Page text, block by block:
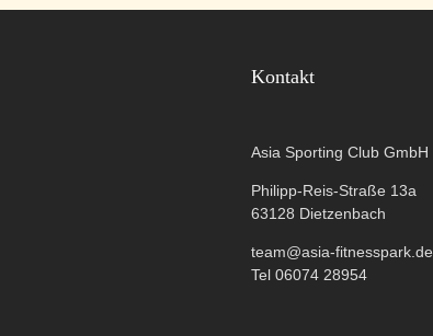
Kontakt
Asia Sporting Club GmbH
Philipp-Reis-Straße 13a
63128 Dietzenbach
team@asia-fitnesspark.de
Tel 06074 28954